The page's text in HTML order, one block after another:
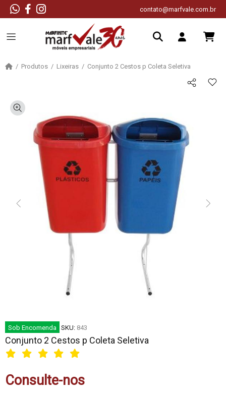
contato@marfvale.com.br
Produtos Lixeiras Conjunto 2 Cestos p Coleta Seletiva
Sob Encomenda SKU: 843
Conjunto 2 Cestos p Coleta Seletiva
Consulte-nos